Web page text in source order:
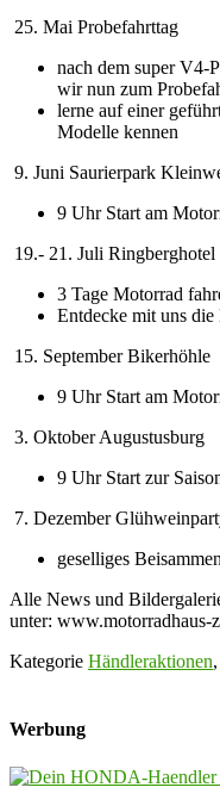
25. Mai Probefahrttag
nach dem super V4-
wir nun zum
lerne auf einer
Modelle kennen
9. Juni Saurierpark
9 Uhr Start am
19.- 21. Juli Ringberghotel
3 Tage Motorrad
Entdecke mit uns
15. September Bikerhöhle
9 Uhr Start am
3. Oktober Augustusburg
9 Uhr Start zur
7. Dezember
geselliges
Alle News und
unter: www.motorradhaus-
Kategorie Händleraktionen,
Werbung